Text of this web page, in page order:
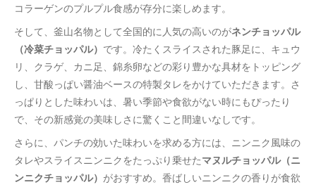
コラーゲンのプルプル食感が存分に楽しめます。
そして、釜山名物として全国的に人気の高いのがネンチョッパル
（冷菜チョッパル） です。冷たくスライスされた豚足に、キュウ
リ、クラゲ、カニ足、錦糸卵などの彩り豊かな具材をトッピング
し、甘酸っぱい醤油ベースの特製タレをかけていただきます。さ
っぱりとした味わいは、暑い季節や食欲がない時にもぴったり
で、その新感覚の美味しさに驚くこと間違いなしです。
さらに、パンチの効いた味わいを求める方には、ニンニク風味の
タレやスライスニンニクをたっぷり乗せたマヌルチョッパル（ニ
ンニクチョッパル） がおすすめ。香ばしいニンニクの香りが食欲